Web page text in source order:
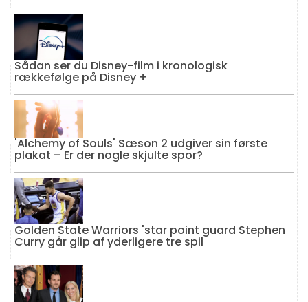
Sådan ser du Disney-film i kronologisk
rækkefølge på Disney +
'Alchemy of Souls' Sæson 2 udgiver sin første
plakat – Er der nogle skjulte spor?
Golden State Warriors 'star point guard Stephen
Curry går glip af yderligere tre spil